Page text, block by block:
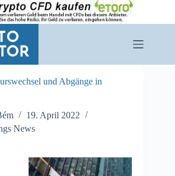
und Abgänge in
19. April 2022
News